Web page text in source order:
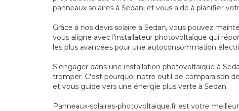
panneaux solaires à Sedan, et vous aide à planifier
Grâce à nos devis solaire à Sedan, vous pouvez
vous aligne avec l'installateur photovoltaïque qui
les plus avancées pour une autoconsommation
S'engager dans une installation photovoltaïque à
tromper. C'est pourquoi notre outil de comparaison
et vous guide vers une énergie plus verte à Sedan.
Panneaux-solaires-photovoltaique.fr est votre